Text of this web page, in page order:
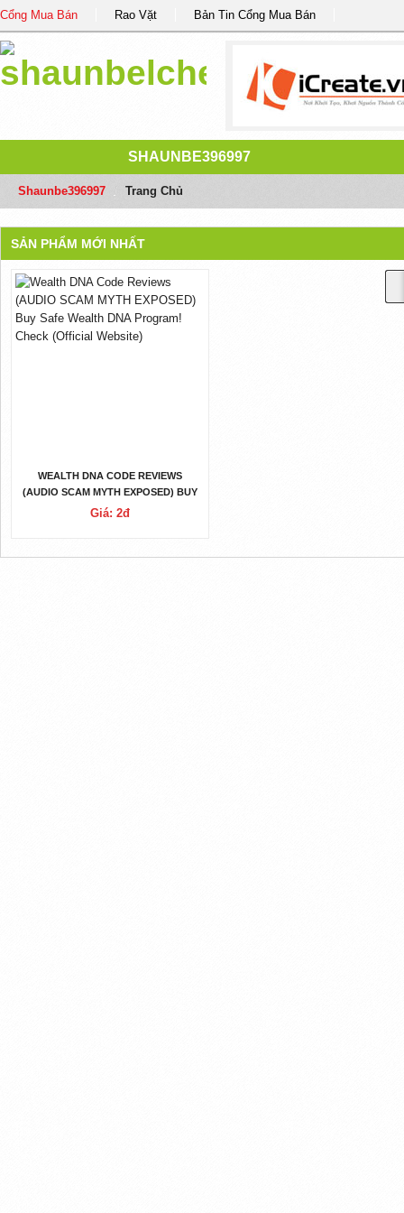
Cổng Mua Bán Rao Vặt Bản Tin Cổng Mua Bán
SHAUNBE396997
Shaunbe396997 Trang Chủ
SẢN PHẨM MỚI NHẤT
WEALTH DNA CODE REVIEWS
(AUDIO SCAM MYTH EXPOSED) BUY
SAFE WEALTH DNA PROGRAM!
Giá: 2đ